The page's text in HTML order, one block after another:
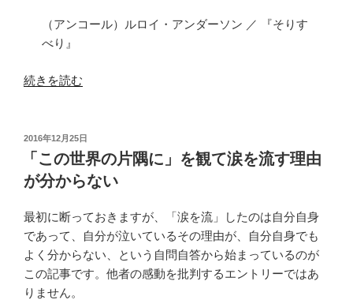
（アンコール）ルロイ・アンダーソン ／ 『そりす
べり』
“た
ぽ
#13
聴
て
き
ま
し
た”
続きを読む
投
稿
2016年12月25日
「この世界の片隅に」を観て涙を流す理由
が分からない
最初に断っておきますが、「涙を流」したのは自分自身
であって、自分が泣いているその理由が、自分自身でも
よく分からない、という自問自答から始まっているのが
この記事です。他者の感動を批判するエントリーではあ
りません。